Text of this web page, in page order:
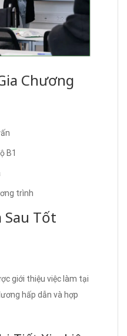
Chương
B1
trình
Sau Tốt
giới thiệu việc làm tại
hấp dẫn và hợp